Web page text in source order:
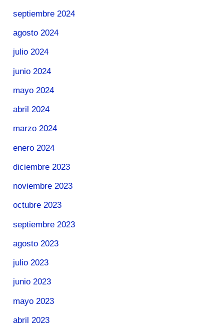
septiembre 2024
agosto 2024
julio 2024
junio 2024
mayo 2024
abril 2024
marzo 2024
enero 2024
diciembre 2023
noviembre 2023
octubre 2023
septiembre 2023
agosto 2023
julio 2023
junio 2023
mayo 2023
abril 2023